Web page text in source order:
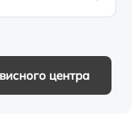
центра